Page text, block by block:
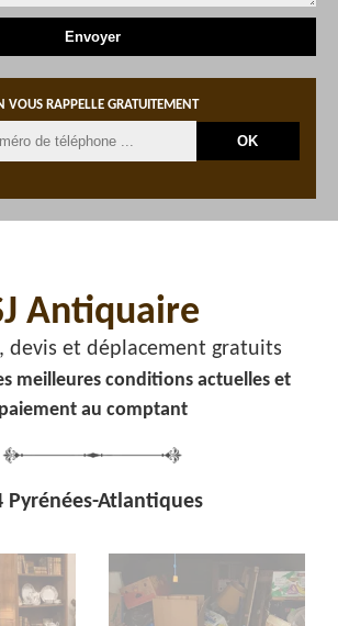
VOUS RAPPELLE GRATUITEMENT
Antiquaire
devis et déplacement gratuits
meilleures conditions actuelles et
paiement au comptant
Pyrénées-Atlantiques